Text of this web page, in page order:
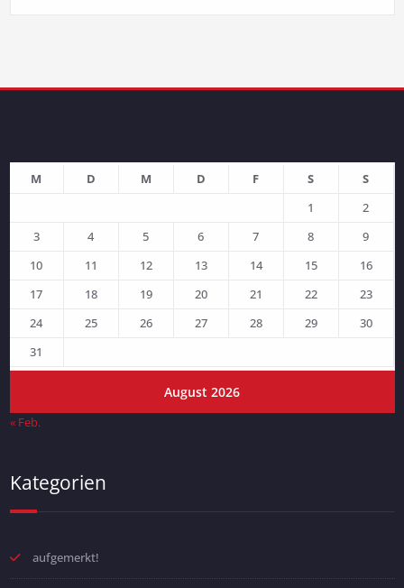
August 2026
M D M D F S
S
1
2
3
4 5 6 7 8
9
10
11 12 13 14 15
16
17
18 19 20 21 22
23
24
25 26 27 28 29
30
31
« Feb.
Kategorien
aufgemerkt!